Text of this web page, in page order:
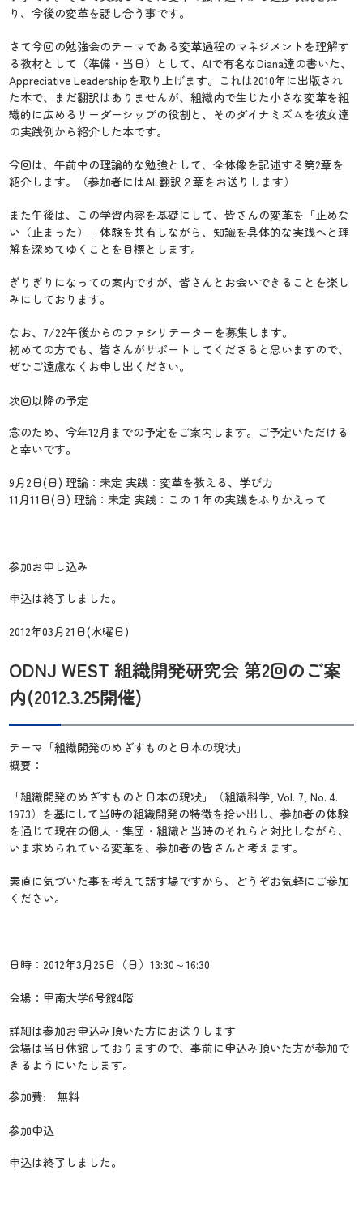
り、今後の変革を話し合う事です。
さて今回の勉強会のテーマである変革過程のマネジメントを理解す
る教材として（準備・当日）として、AIで有名なDiana達の書いた、
Appreciative Leadershipを取り上げます。これは2010年に出版され
た本で、まだ翻訳はありませんが、組織内で生じた小さな変革を組
織的に広めるリーダーシップの役割と、そのダイナミズムを彼女達
の実践例から紹介した本です。
今回は、午前中の理論的な勉強として、全体像を記述する第2章を
紹介します。（参加者にはAL翻訳２章をお送りします）
また午後は、この学習内容を基礎にして、皆さんの変革を「止めな
い（止まった）」体験を共有しながら、知識を具体的な実践へと理
解を深めてゆくことを目標とします。
ぎりぎりになっての案内ですが、皆さんとお会いできることを楽し
みにしております。
なお、7/22午後からのファシリテーターを募集します。
初めての方でも、皆さんがサポートしてくださると思いますので、
ぜひご遠慮なくお申し出ください。
次回以降の予定
念のため、今年12月までの予定をご案内します。ご予定いただける
と幸いです。
9月2日(日) 理論：未定 実践：変革を教える、学び力
11月11日(日) 理論：未定 実践：この１年の実践をふりかえって
参加お申し込み
申込は終了しました。
2012年03月21日(水曜日)
ODNJ WEST 組織開発研究会 第2回のご案
内(2012.3.25開催)
テーマ「組織開発のめざすものと日本の現状」
概要：
「組織開発のめざすものと日本の現状」（組織科学, Vol. 7, No. 4.
1973）を基にして当時の組織開発の特徴を拾い出し、参加者の体験
を通じて現在の個人・集団・組織と当時のそれらと対比しながら、
いま求められている変革を、参加者の皆さんと考えます。
素直に気づいた事を考えて話す場ですから、どうぞお気軽にご参加
ください。
日時：2012年3月25日（日）13:30～16:30
会場：甲南大学6号館4階
詳細は参加お申込み頂いた方にお送りします
会場は当日休館しておりますので、事前に申込み頂いた方が参加で
きるようにいたします。
参加費: 無料
参加申込
申込は終了しました。